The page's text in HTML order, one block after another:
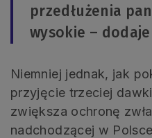
przedłużenia
wysokie –
Niemniej jednak, jak
przyjęcie trzeciej
zwiększa ochronę
nadchodzącej w